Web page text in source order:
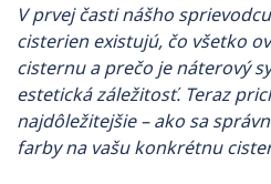
V prvej časti nášho
cisterien existujú, čo všetko
cisternu a prečo je náterový
estetická záležitosť. Teraz
najdôležitejšie – ako sa
farby na vašu konkrétnu